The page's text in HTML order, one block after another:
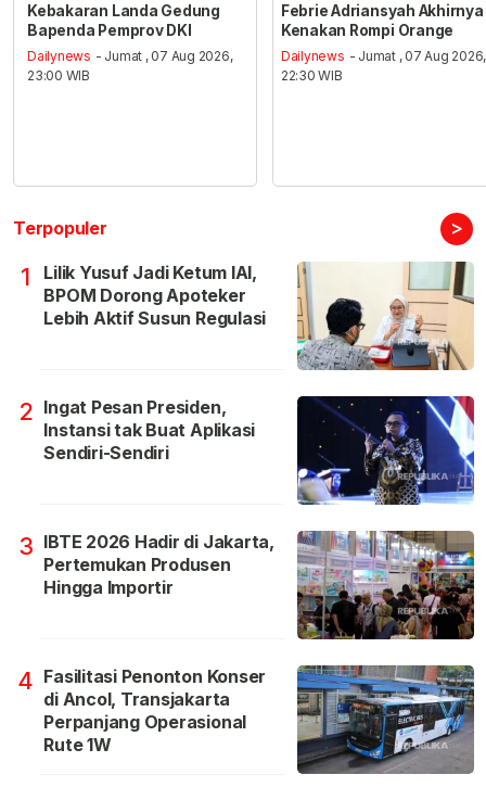
Kebakaran Landa Gedung
Bapenda Pemprov DKI
Dailynews - Jumat , 07 Aug 2026,
23:00 WIB
Febrie Adriansyah Akhirnya
Kenakan Rompi Orange
Dailynews - Jumat , 07 Aug 2026,
22:30 WIB
Terpopuler >
1
Lilik Yusuf Jadi Ketum IAI,
BPOM Dorong Apoteker
Lebih Aktif Susun Regulasi
2 Ingat Pesan Presiden,
Instansi tak Buat Aplikasi
Sendiri-Sendiri
3 IBTE 2026 Hadir di Jakarta,
Pertemukan Produsen
Hingga Importir
4 Fasilitasi Penonton Konser
di Ancol, Transjakarta
Perpanjang Operasional
Rute 1W